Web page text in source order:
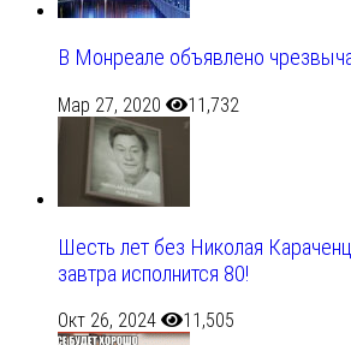
В Монреале объявлено
Мар 27, 2020 11,732
Шесть лет без Николая
завтра исполнится 80!
Окт 26, 2024 11,505